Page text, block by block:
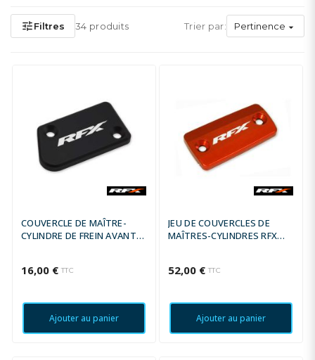
tuneFiltres 34 produits Trier par: Pertinence 
COUVERCLE DE MAÎTRE-
CYLINDRE DE FREIN AVANT
16,00 € TTC
Ajouter au panier
JEU DE COUVERCLES DE
MAÎTRES-CYLINDRES RFX
52,00 € TTC
Ajouter au panier